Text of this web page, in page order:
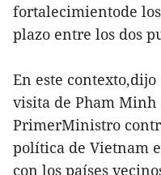
fortalecimientode
plazo entre los dos
En este
visita de Pham Minh
PrimerMinistro
política de Vietnam
con los países